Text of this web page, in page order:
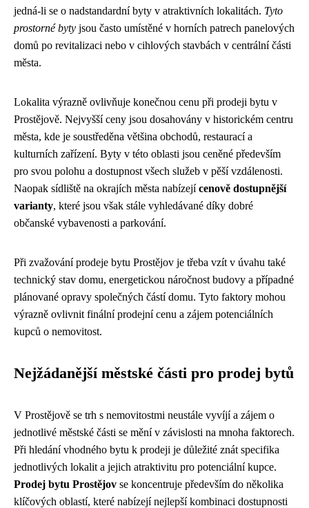
jedná-li se o nadstandardní byty v atraktivních lokalitách. Tyto
prostorné byty jsou často umístěné v horních patrech panelových
domů po revitalizaci nebo v cihlových stavbách v centrální části
města.
Lokalita výrazně ovlivňuje konečnou cenu při prodeji bytu v
Prostějově. Nejvyšší ceny jsou dosahovány v historickém centru
města, kde je soustředěna většina obchodů, restaurací a
kulturních zařízení. Byty v této oblasti jsou ceněné především
pro svou polohu a dostupnost všech služeb v pěší vzdálenosti.
Naopak sídliště na okrajích města nabízejícenově dostupnější
varianty, které jsou však stále vyhledávané díky dobré
občanské vybavenosti a parkování.
Při zvažování prodeje bytu Prostějov je třeba vzít v úvahu také
technický stav domu, energetickou náročnost budovy a případné
plánované opravy společných částí domu. Tyto faktory mohou
výrazně ovlivnit finální prodejní cenu a zájem potenciálních
kupců o nemovitost.
Nejžádanější městské části pro prodej bytů
V Prostějově se trh s nemovitostmi neustále vyvíjí a zájem o
jednotlivé městské části se mění v závislosti na mnoha faktorech.
Při hledání vhodného bytu k prodeji je důležité znát specifika
jednotlivých lokalit a jejich atraktivitu pro potenciální kupce.
Prodej bytu Prostějov se koncentruje především do několika
klíčových oblastí, které nabízejí nejlepší kombinaci dostupnosti